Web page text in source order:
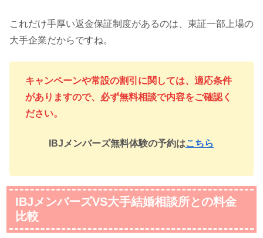
これだけ手厚い返金保証制度があるのは、東証一部上場の
大手企業だからですね。
キャンペーンや常設の割引に関しては、適応条件
がありますので、必ず無料相談で内容をご確認く
ださい。
IBJメンバーズ無料体験の予約はこちら
IBJメンバーズVS大手結婚相談所との料金
比較